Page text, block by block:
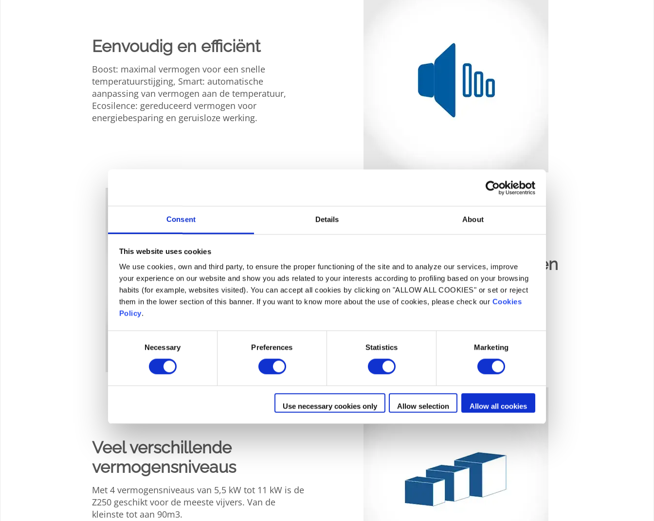
Consent Details About
This website uses cookies
We use cookies, own and third party, to ensure the proper functioning of the site and to analyze our services, improve
your experience on our website and show you ads related to your interests according to profiling based on your browsing
habits (for example, websites visited). You can accept all cookies by clicking on "ALLOW ALL COOKIES" or set or reject
them in the lower section of this banner. If you want to know more about the use of cookies, please check our Cookies
Policy.
Necessary Preferences Statistics Marketing
Use necessary cookies only Allow selection Allow all cookies
Eenvoudig en efficiënt
Boost: maximal vermogen voor een snelle
temperatuurstijging, Smart: automatische
aanpassing van vermogen aan de temperatuur,
Ecosilence: gereduceerd vermogen voor
energiebesparing en geruisloze werking.
Verlengd het zwemseizoen
Werking tot -7°C (buitenluchttemperatuur) om
langer van uw zembad te genieten.
Veel verschillende
vermogensniveaus
Met 4 vermogensniveaus van 5,5 kW tot 11 kW is de
Z250 geschikt voor de meeste vijvers. Van de
kleinste tot aan 90m3.